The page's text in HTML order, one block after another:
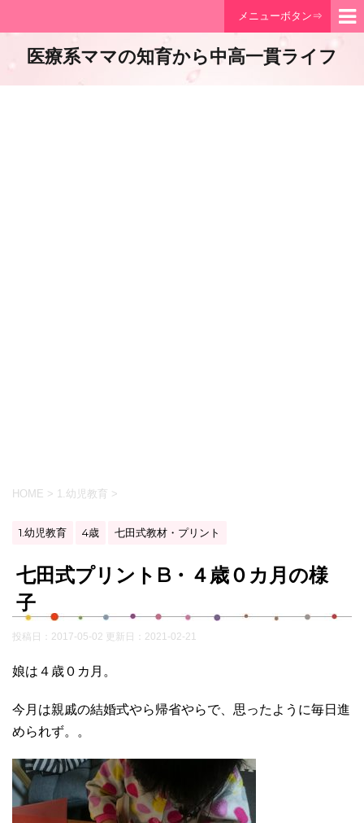
メニューボタン⇒
医療系ママの知育から中高一貫ライフ
HOME > 1.幼児教育 >
1.幼児教育 4歳 七田式教材・プリント
七田式プリントB・４歳０カ月の様
子
投稿日：2017-05-02 更新日： 2021-02-21
娘は４歳０カ月。
今月は親戚の結婚式やら帰省やらで、思ったように毎日進
められず。。